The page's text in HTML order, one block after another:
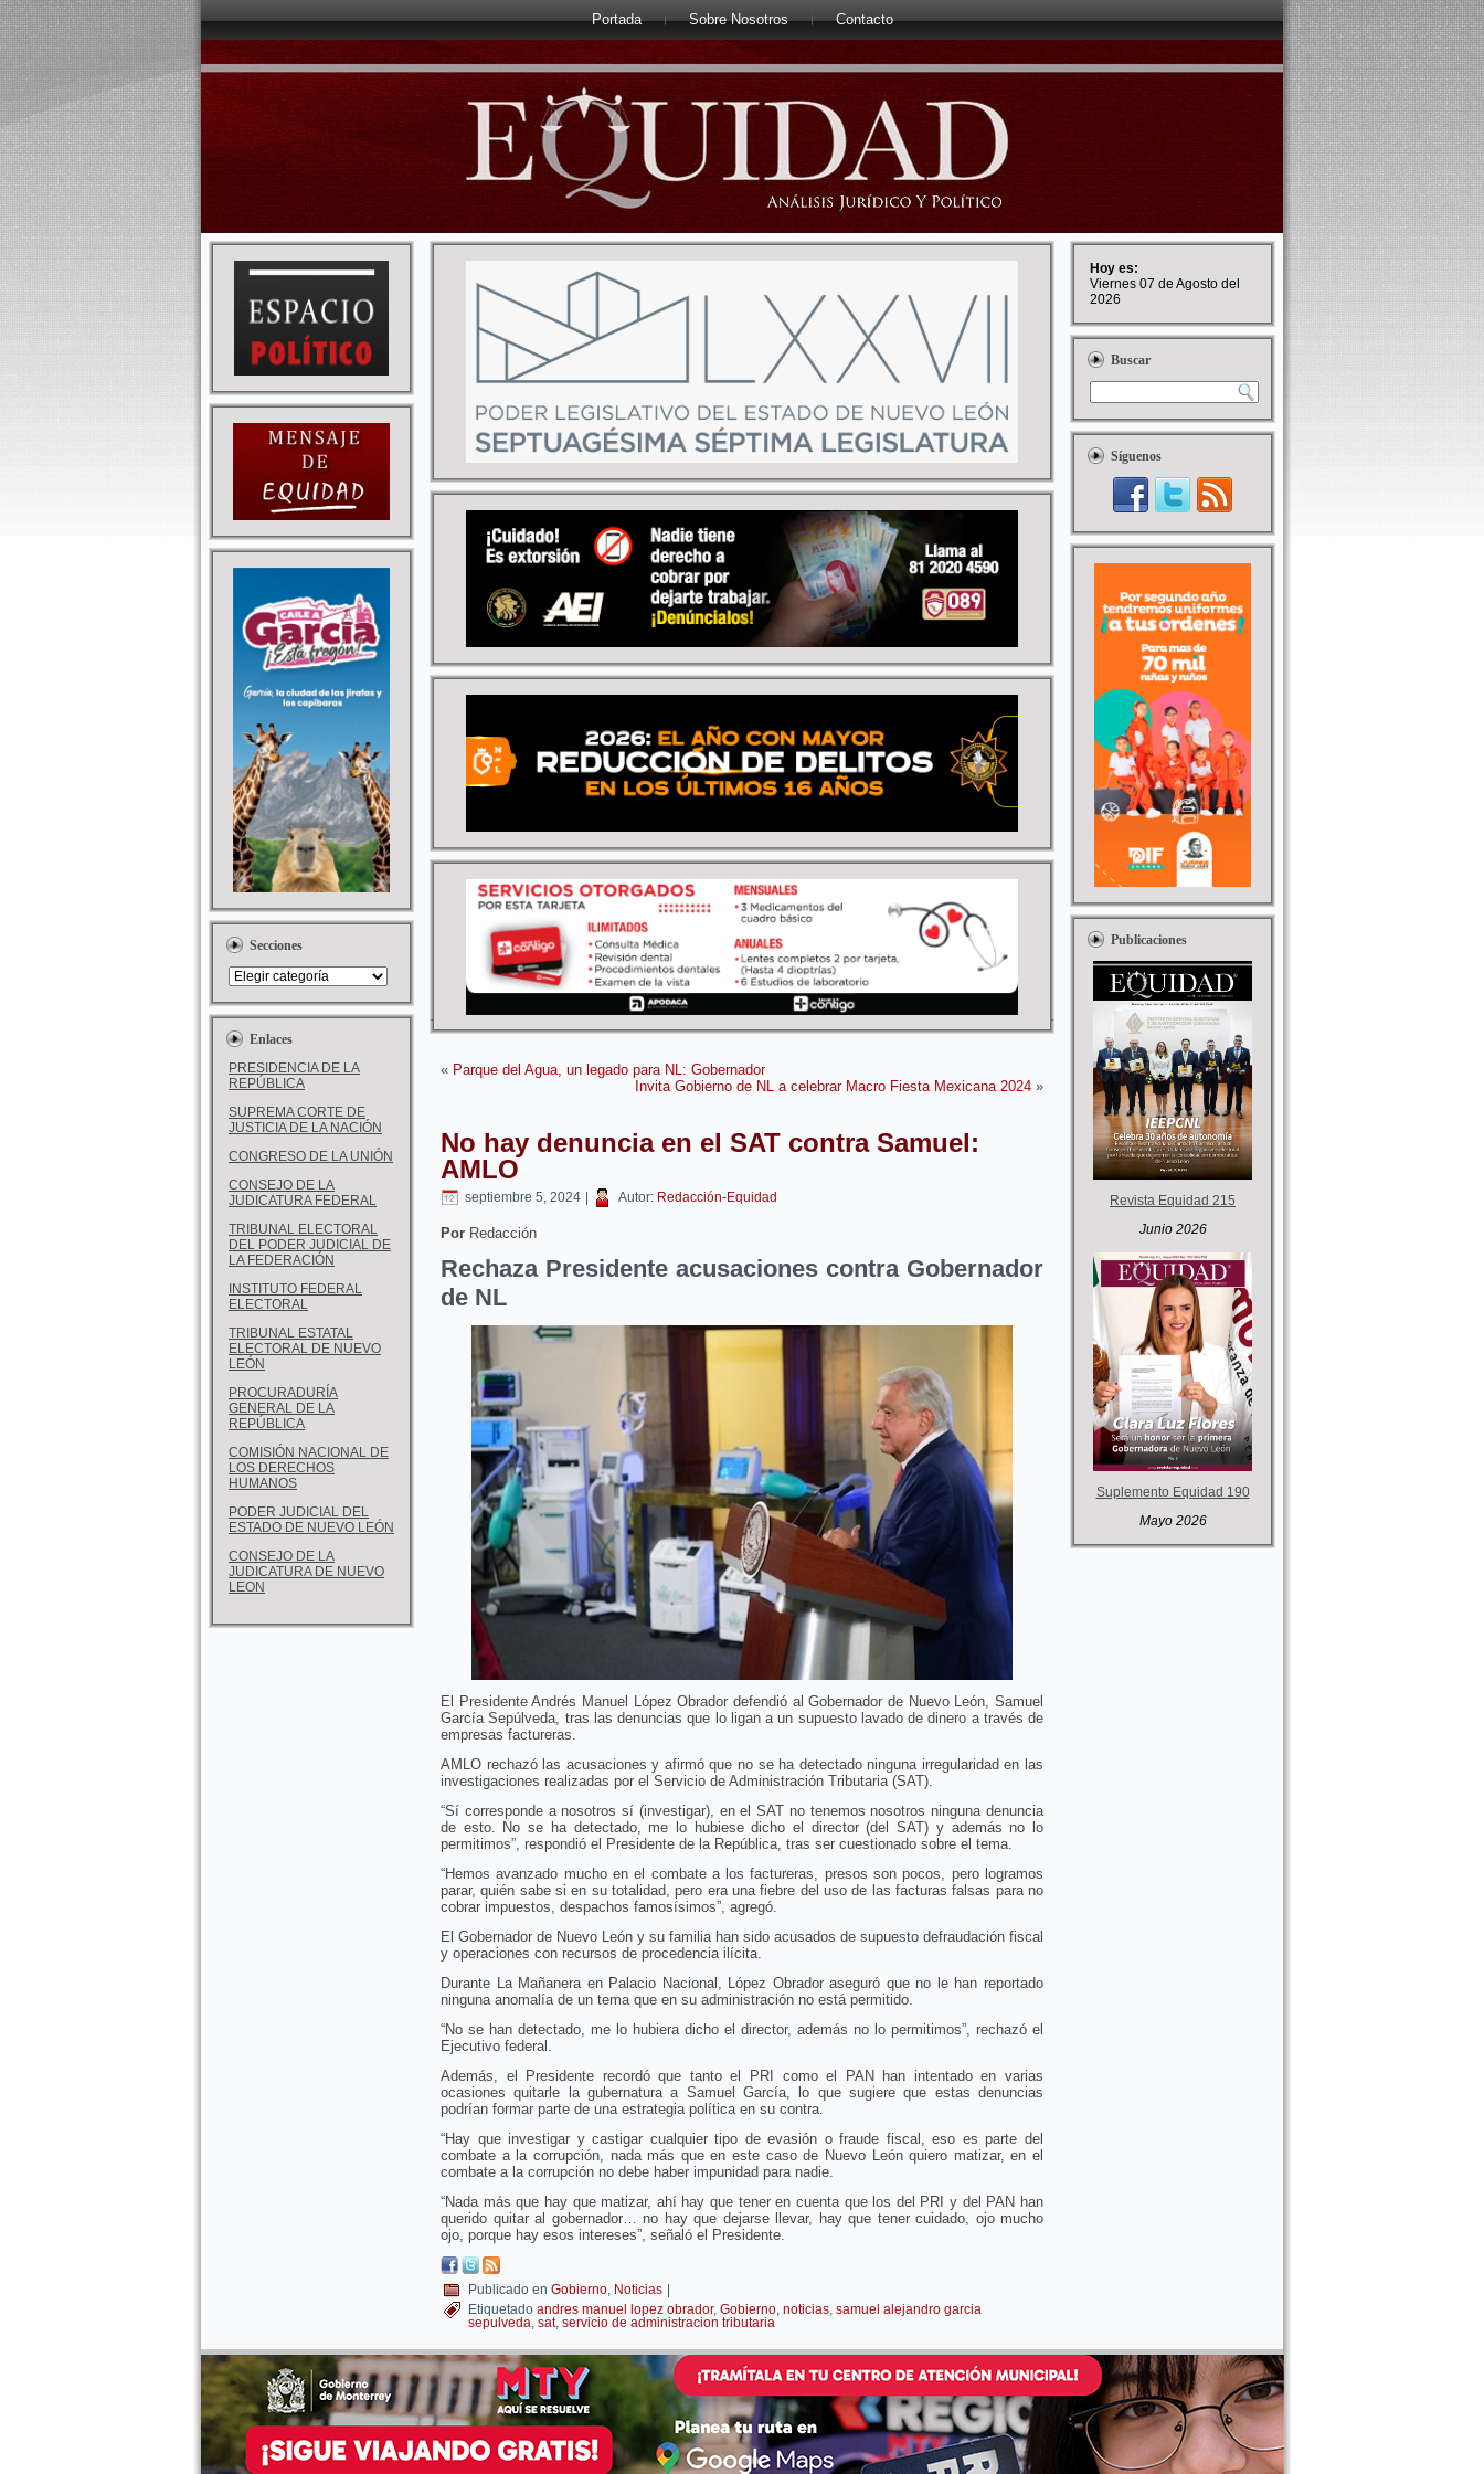
Portada Sobre Nosotros Contacto
Secciones
Enlaces
PRESIDENCIA DE LA
REPÚBLICA
SUPREMA CORTE DE
JUSTICIA DE LA NACIÓN
CONGRESO DE LA UNIÓN
CONSEJO DE LA
JUDICATURA FEDERAL
TRIBUNAL ELECTORAL
DEL PODER JUDICIAL DE
LA FEDERACIÓN
INSTITUTO FEDERAL
ELECTORAL
TRIBUNAL ESTATAL
ELECTORAL DE NUEVO
LEÓN
PROCURADURÍA
GENERAL DE LA
REPÚBLICA
COMISIÓN NACIONAL DE
LOS DERECHOS
HUMANOS
PODER JUDICIAL DEL
ESTADO DE NUEVO LEÓN
CONSEJO DE LA
JUDICATURA DE NUEVO
LEON
« Parque del Agua, un legado para NL: Gobernador
Invita Gobierno de NL a celebrar Macro Fiesta Mexicana 2024 »
No hay denuncia en el SAT contra Samuel:
AMLO
septiembre 5, 2024 Autor: Redacción-Equidad
Por Redacción
Rechaza Presidente acusaciones contra Gobernador
de NL
El Presidente Andrés Manuel López Obrador defendió al Gobernador de Nuevo León, Samuel
García Sepúlveda, tras las denuncias que lo ligan a un supuesto lavado de dinero a través de
empresas factureras.
AMLO rechazó las acusaciones y afirmó que no se ha detectado ninguna irregularidad en las
investigaciones realizadas por el Servicio de Administración Tributaria (SAT).
“Sí corresponde a nosotros sí (investigar), en el SAT no tenemos nosotros ninguna denuncia
de esto. No se ha detectado, me lo hubiese dicho el director (del SAT) y además no lo
permitimos”, respondió el Presidente de la República, tras ser cuestionado sobre el tema.
“Hemos avanzado mucho en el combate a los factureras, presos son pocos, pero logramos
parar, quién sabe si en su totalidad, pero era una fiebre del uso de las facturas falsas para no
cobrar impuestos, despachos famosísimos”, agregó.
El Gobernador de Nuevo León y su familia han sido acusados de supuesto defraudación fiscal
y operaciones con recursos de procedencia ilícita.
Durante La Mañanera en Palacio Nacional, López Obrador aseguró que no le han reportado
ninguna anomalía de un tema que en su administración no está permitido.
“No se han detectado, me lo hubiera dicho el director, además no lo permitimos”, rechazó el
Ejecutivo federal.
Además, el Presidente recordó que tanto el PRI como el PAN han intentado en varias
ocasiones quitarle la gubernatura a Samuel García, lo que sugiere que estas denuncias
podrían formar parte de una estrategia política en su contra.
“Hay que investigar y castigar cualquier tipo de evasión o fraude fiscal, eso es parte del
combate a la corrupción, nada más que en este caso de Nuevo León quiero matizar, en el
combate a la corrupción no debe haber impunidad para nadie.
“Nada más que hay que matizar, ahí hay que tener en cuenta que los del PRI y del PAN han
querido quitar al gobernador… no hay que dejarse llevar, hay que tener cuidado, ojo mucho
ojo, porque hay esos intereses”, señaló el Presidente.
Publicado en Gobierno, Noticias
Etiquetado andres manuel lopez obrador, Gobierno, noticias, samuel alejandro garcia
sepulveda, sat, servicio de administracion tributaria
Hoy es:
Viernes 07 de Agosto del
2026
Buscar
Síguenos
Publicaciones
Revista Equidad 215
Junio 2026
Suplemento Equidad 190
Mayo 2026